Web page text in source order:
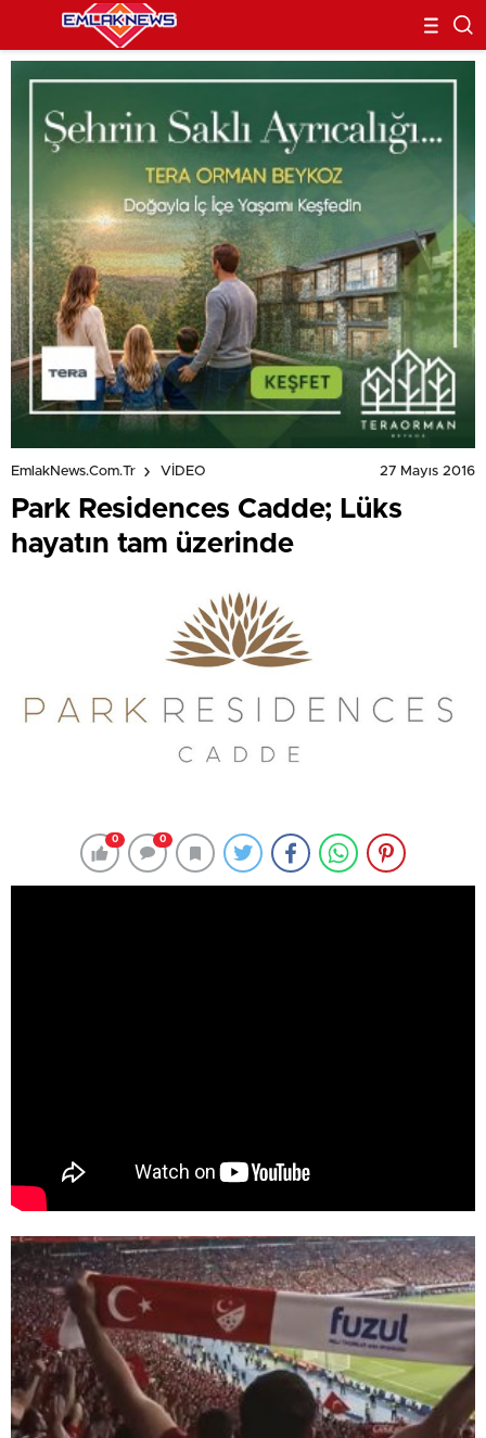
EmlakNews.com.tr VİDEO 27 Mayıs 2016
Park Residences Cadde; Lüks
hayatın tam üzerinde
0 0